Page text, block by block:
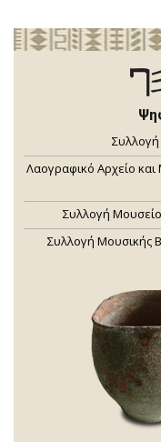
Συλλογή
Λαογραφικό Αρχείο
Συλλογή
Συλλογή Μουσικής